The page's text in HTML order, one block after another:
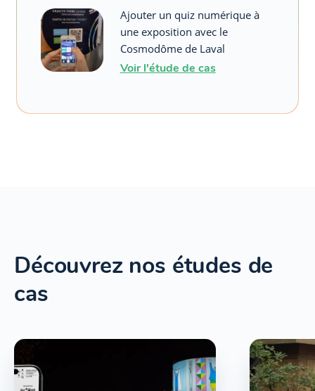
Ajouter un quiz numérique à
une exposition avec le
Cosmodôme de Laval
Voir l'étude de cas
Découvrez nos études de
cas